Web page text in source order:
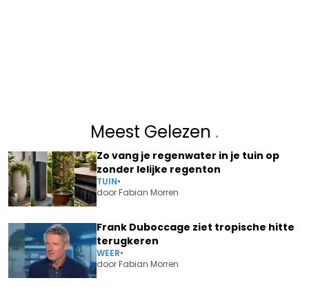
Meest Gelezen .
Zo vang je regenwater in je tuin op
zonder lelijke regenton
TUIN•
doorFabian Morren
Frank Duboccage ziet tropische hitte
terugkeren
WEER•
doorFabian Morren